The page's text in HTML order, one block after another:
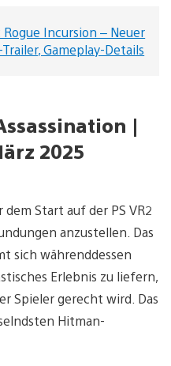
Incursion – Neuer
Gameplay-Details
|
2025
Start auf der PS VR2
anzustellen. Das
sich währenddessen
Erlebnis zu liefern,
Spieler gerecht wird. Das
Hitman-